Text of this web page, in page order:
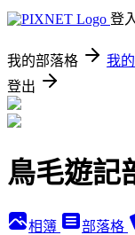
登入
我的部落格 我
登出
鳥毛遊記
相簿 部落格